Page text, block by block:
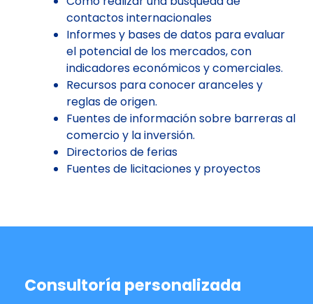
contactos internacionales
Informes y bases de datos para evaluar
el potencial de los mercados, con
indicadores económicos y comerciales.
Recursos para conocer aranceles y
reglas de origen.
Fuentes de información sobre barreras al
comercio y la inversión.
Directorios de ferias
Fuentes de licitaciones y proyectos
Consultoría personalizada